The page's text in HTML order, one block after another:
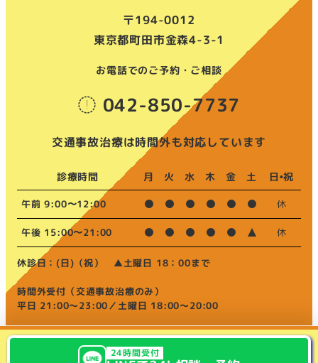
〒194-0012
東京都町田市金森4-3-1
お電話でのご予約・ご相談
042-850-7737
交通事故治療は時間外も対応しています
診療時間 月 火 水 木 金 土 日•祝
午前 9:00〜12:00 休
午後 15:00〜21:00 休
休診日：(日)（祝） ▲土曜日 18：00まで
時間外受付（交通事故治療のみ）
平日 21:00～23:00／土曜日 18:00～20:00
24時間受付